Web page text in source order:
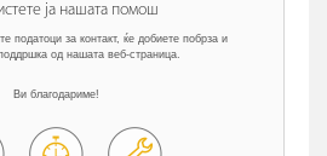
ја нашата помош
податоци за контакт, ќе добиете побрза и
од нашата веб-страница.
Ви благодариме!